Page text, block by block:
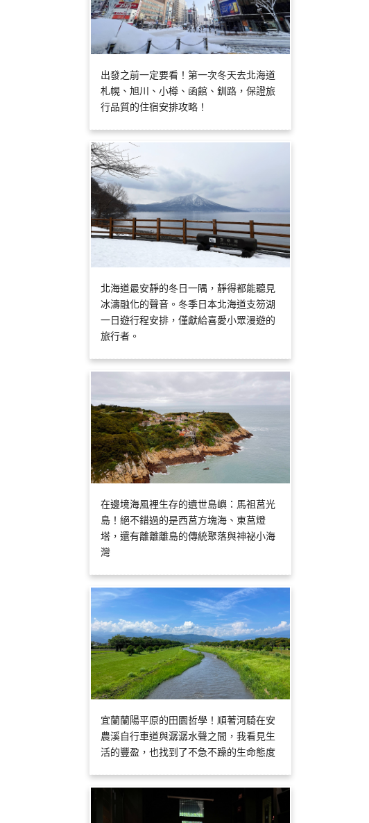
出發之前一定要看！第一次冬天去北海道
札幌、旭川、小樽、函館、釧路，保證旅
行品質的住宿安排攻略！
北海道最安靜的冬日一隅，靜得都能聽見
冰濤融化的聲音。冬季日本北海道支笏湖
一日遊行程安排，僅獻給喜愛小眾漫遊的
旅行者。
在邊境海風裡生存的遺世島嶼：馬祖莒光
島！絕不錯過的是西莒方塊海、東莒燈
塔，還有離離離島的傳統聚落與神祕小海
灣
宜蘭蘭陽平原的田園哲學！順著河騎在安
農溪自行車道與潺潺水聲之間，我看見生
活的豐盈，也找到了不急不躁的生命態度